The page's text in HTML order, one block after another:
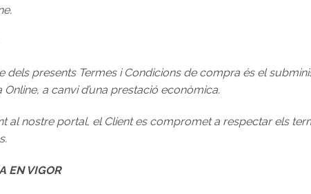
dels presents Termes i Condicions de compra és el
Online, a canvi d’una prestació econòmica.
al nostre portal, el Client es compromet a respectar els
EN VIGOR